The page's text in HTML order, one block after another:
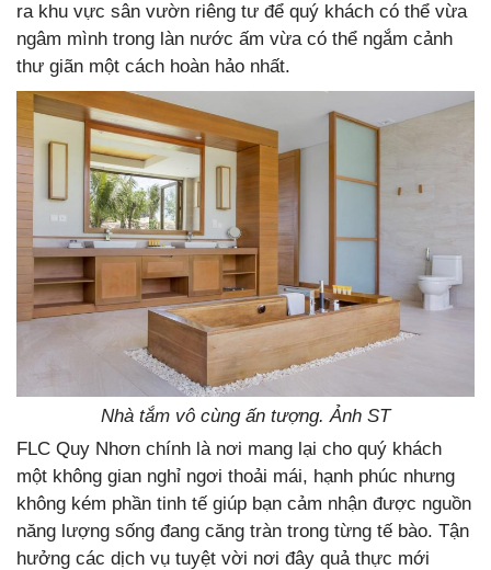
ra khu vực sân vườn riêng tư để quý khách có thể vừa
ngâm mình trong làn nước ấm vừa có thể ngắm cảnh
thư giãn một cách hoàn hảo nhất.
Nhà tắm vô cùng ấn tượng. Ảnh ST
FLC Quy Nhơn chính là nơi mang lại cho quý khách
một không gian nghỉ ngơi thoải mái, hạnh phúc nhưng
không kém phần tinh tế giúp bạn cảm nhận được nguồn
năng lượng sống đang căng tràn trong từng tế bào. Tận
hưởng các dịch vụ tuyệt vời nơi đây quả thực mới